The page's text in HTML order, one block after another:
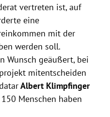
vertreten ist, auf
eine
mit der
werden soll.
Wunsch geäußert, bei
mitentscheiden
Albert Klimpfinger
Menschen haben